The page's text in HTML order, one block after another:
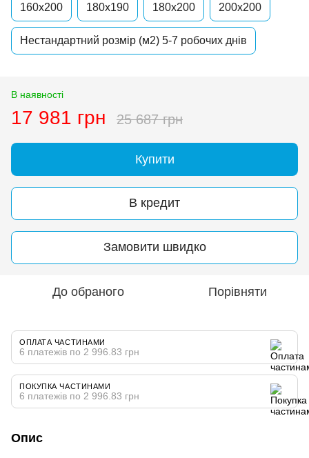
160x200 180x190 180x200 200x200
Нестандартний розмір (м2) 5-7 робочих днів
В наявності
17 981 грн 25 687 грн
Купити
В кредит
Замовити швидко
До обраного Порівняти
ОПЛАТА ЧАСТИНАМИ
6 платежів по 2 996.83 грн
ПОКУПКА ЧАСТИНАМИ
6 платежів по 2 996.83 грн
Опис